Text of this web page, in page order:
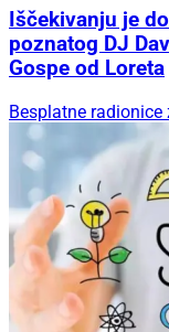
Iščekivanju je
poznatog DJ
Gospe od Loreta
Besplatne radionice